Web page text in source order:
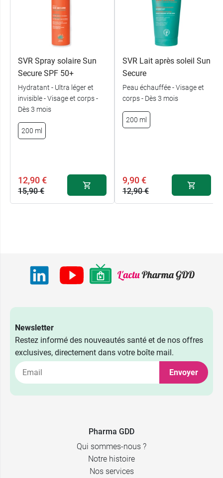
SVR Spray solaire Sun
Secure SPF 50+
Hydratant - Ultra léger et
invisible - Visage et corps -
Dès 3 mois
200 ml
12,90 €
15,90 €
SVR Lait après soleil Sun
Secure
Peau échauffée - Visage et
corps - Dès 3 mois
200 ml
9,90 €
12,90 €
Newsletter
Restez informé des nouveautés santé et de nos offres
exclusives, directement dans votre boîte mail.
Envoyer
Pharma GDD
Qui sommes-nous ?
Notre histoire
Nos services